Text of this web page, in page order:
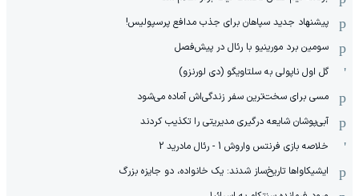
پیشنهاد جدید سپاهان برای جذب مدافع پرسپولیس!
سومین برد مورینیو با رئال در پیش‌فصل
گل اول ناپولی به سلتاویگو (دی لورنزو)
مسی برای سخت‌ترین سفر زندگی‌اش آماده می‌شود
آبی‌پوشان شایعه درگیری مدیریتی را تکذیب کردند
خلاصه بازی فرنتس واروش 1 - رئال مادرید 2
ایشیکاوا‌ها تاریخ‌ساز شدند: یک خانواده، دو جایزه بزرگ